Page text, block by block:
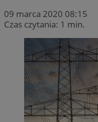
09 marca 2020 08:15
Czas czytania: 1 min.